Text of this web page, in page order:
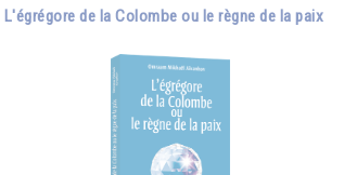
L'égrégore de la Colombe ou le règne de la paix